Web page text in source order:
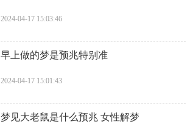
2024-04-17 15:03:46
​早上做的梦是预兆特别准
2024-04-17 15:01:43
​梦见大老鼠是什么预兆 女性解梦